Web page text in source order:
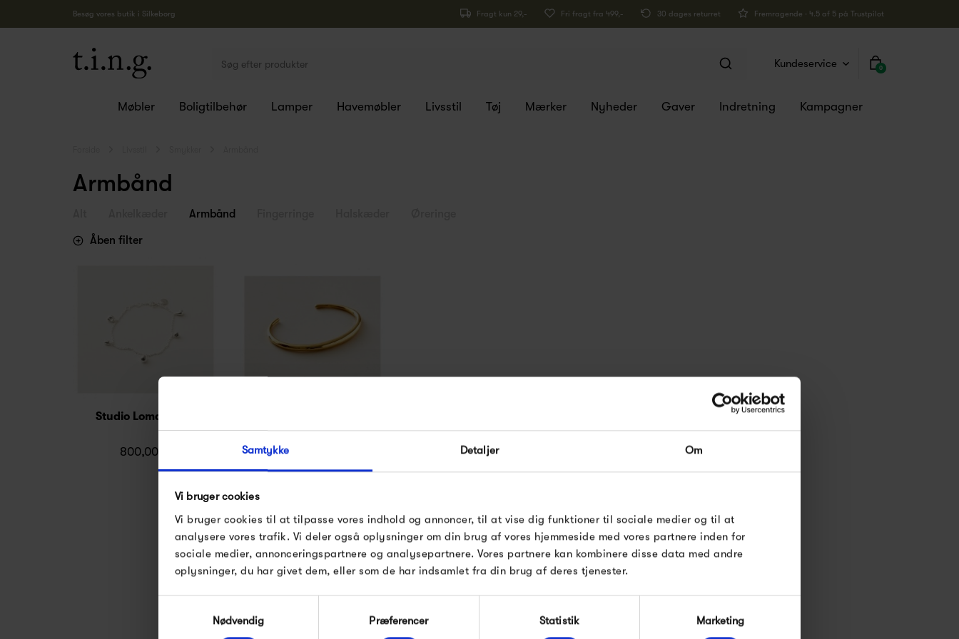
Samtykke Detaljer Om
Vi bruger cookies
Vi bruger cookies til at tilpasse vores indhold og annoncer, til at vise dig funktioner til sociale medier og til at
analysere vores trafik. Vi deler også oplysninger om din brug af vores hjemmeside med vores partnere inden for
sociale medier, annonceringspartnere og analysepartnere. Vores partnere kan kombinere disse data med andre
oplysninger, du har givet dem, eller som de har indsamlet fra din brug af deres tjenester.
Nødvendig
Præferencer Statistik Marketing
Besøg vores butik i Silkeborg Fragt kun 29,- Fri fragt fra 499,- 30 dages returret Fremragende · 4.5 af 5 på Trustpilot
0
Kundeservice
Møbler Boligtilbehør Lamper Havemøbler Livsstil Tøj Mærker Nyheder Gaver Indretning Kampagner
Armbånd
Armbånd
Åben filter
Studio Loma Maud
800,00 kr 1 500,00 kr